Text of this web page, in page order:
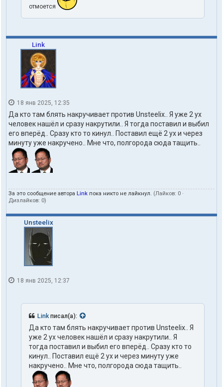
отмоется
Link
18 янв 2025, 12:35
Да кто там блять накручивает против Unsteelix.. Я уже 2 ух
человек нашёл и сразу накрутили.. Я тогда поставил и выбил
его вперёд.. Сразу кто то кинул.. Поставил ещё 2 ух и через
минуту уже накручено.. Мне что, полгорода сюда тащить..
За это сообщение автора Link пока никто не лайкнул. (Лайков: 0 ·
Дизлайков: 0)
Unsteelix
18 янв 2025, 12:37
Link писал(а):
Да кто там блять накручивает против Unsteelix.. Я
уже 2 ух человек нашёл и сразу накрутили.. Я
тогда поставил и выбил его вперёд.. Сразу кто то
кинул.. Поставил ещё 2 ух и через минуту уже
накручено.. Мне что, полгорода сюда тащить..